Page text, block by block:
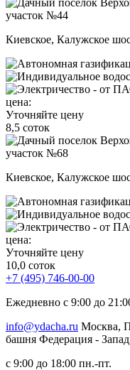
участок №44
Киевское, Калужское
цена:
Уточняйте цену
8,5 соток
участок №68
Киевское, Калужское
цена:
Уточняйте цену
10,0 соток
+7 (495) 746-00-00
Ежедневно с 9:00 до
info@ydacha.ru Москва,
башня Федерация -
с 9:00 до 18:00 пн.-пт.